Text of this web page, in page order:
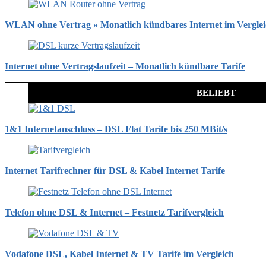
WLAN ohne Vertrag » Monatlich kündbares Internet im
Internet ohne Vertragslaufzeit – Monatlich kündbare Tarife
BELIEBT
1&1 Internetanschluss – DSL Flat Tarife bis 250 MBit/s
Internet Tarifrechner für DSL & Kabel Internet Tarife
Telefon ohne DSL & Internet – Festnetz Tarifvergleich
Vodafone DSL, Kabel Internet & TV Tarife im Vergleich